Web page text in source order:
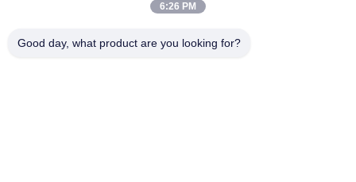
Fabrieksreis
6:26 PM
Good day, what product are you looking for?